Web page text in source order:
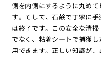
側を内側にするように丸め
す。そして、石鹸で丁寧に
は終了です。この安全な清
でなく、粘着シートで捕獲
用できます。正しい知識が、